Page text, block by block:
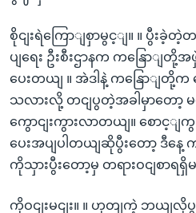
စိုငျးရဲကြောျစှာမွင့ျ။ ။ ပွီး
ပျရေး ဦးစီးဌာနက ကနြောျ
ပေးတယျ ။ အဲဒါနဲ့ ကနြောျတို့
သလားလို့ တငျပွတဲ့အခါမှာတော့ မ
ကွောငျးကွားလာတယျ။ စောင့
ပေးအပျပါတယျဆိုပွီးတော့ ဒီနေ့
ကိုသှားပွီးတော့မှ တရားဝငျစာရရှိ
ကိုဝငျးမငျး။ ။ ဟုတျကဲ့ ဘယျလို